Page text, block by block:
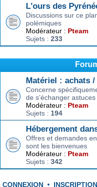
L'ours des
Discussions sur ce
polémiques
Modérateur : Pteam
Sujets : 233
Matériel : achats
Concerne
de s’échanger
Modérateur : Pteam
Sujets : 194
Hébergement
Offres et demandes
sont les bienvenues
Modérateur : Pteam
Sujets : 342
CONNEXION • INSCRIPTION